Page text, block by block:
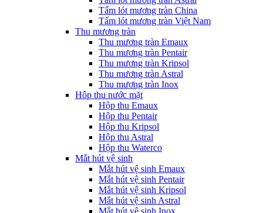
Tấm lót mương tràn China
Tấm lót mương tràn Việt Nam
Thu mương tràn
Thu mương tràn Emaux
Thu mương tràn Pentair
Thu mương tràn Kripsol
Thu mương tràn Astral
Thu mương tràn Inox
Hôp thu nước mặt
Hộp thu Emaux
Hộp thu Pentair
Hộp thu Kripsol
Hộp thu Astral
Hộp thu Waterco
Mắt hút vệ sinh
Mắt hút vệ sinh Emaux
Mắt hút vệ sinh Pentair
Mắt hút vệ sinh Kripsol
Mắt hút vệ sinh Astral
Mắt hút vệ sinh Inox